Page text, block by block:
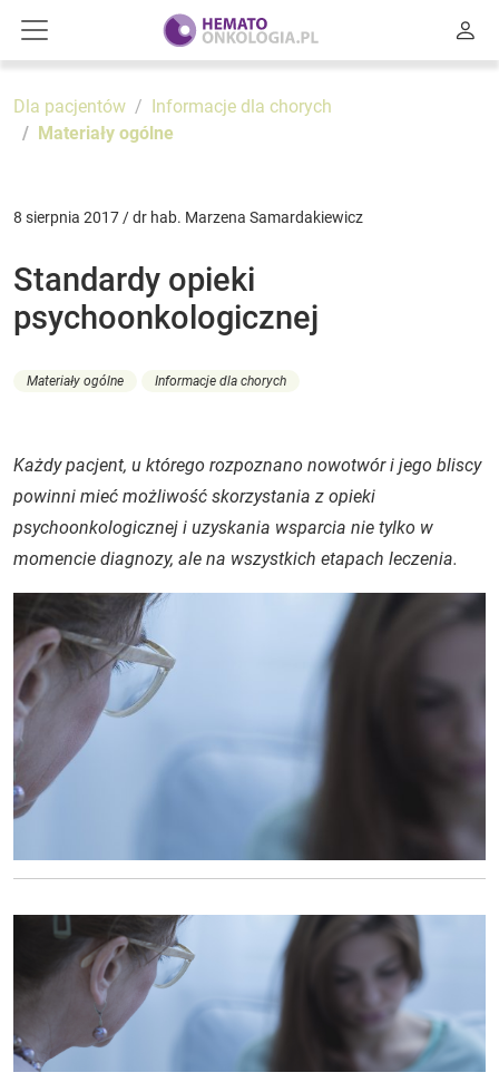
Dla pacjentów
Informacje dla chorych
Materiały ogólne
8 sierpnia 2017 / dr hab. Marzena Samardakiewicz
Standardy opieki
psychoonkologicznej
Materiały ogólne Informacje dla chorych
Każdy pacjent, u którego rozpoznano nowotwór i jego bliscy
powinni mieć możliwość skorzystania z opieki
psychoonkologicznej i uzyskania wsparcia nie tylko w
momencie diagnozy, ale na wszystkich etapach leczenia.